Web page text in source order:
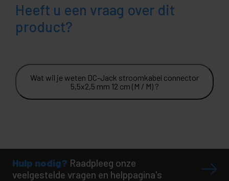
Heeft u een vraag over dit
product?
Wat wil je weten DC-Jack stroomkabel connector
5,5x2,5 mm 12 cm (M / M) ?
Hulp nodig? Raadpleeg onze
veelgestelde vragen en helppagina's